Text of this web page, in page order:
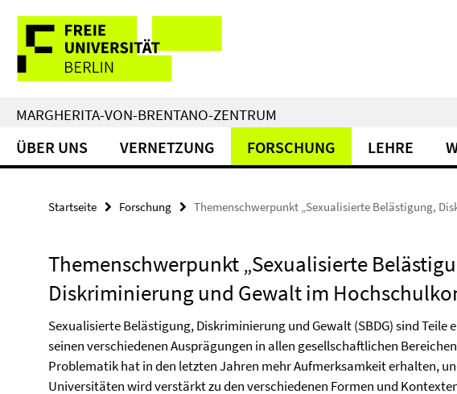
direkt
Inhalt
Service-
Navigation
MARGHERITA-VON-BRENTANO-ZENTRUM
ÜBER UNS VERNETZUNG FORSCHUNG LEHRE
Startseite Forschung Themenschwerpunkt „Sexualisierte Belästigung,
Themenschwerpunkt „Sexualisierte
Diskriminierung und Gewalt im
Sexualisierte Belästigung, Diskriminierung und Gewalt (SBDG) sind Teile
seinen verschiedenen Ausprägungen in allen gesellschaftlichen
Problematik hat in den letzten Jahren mehr Aufmerksamkeit erhalten,
Universitäten wird verstärkt zu den verschiedenen Formen und